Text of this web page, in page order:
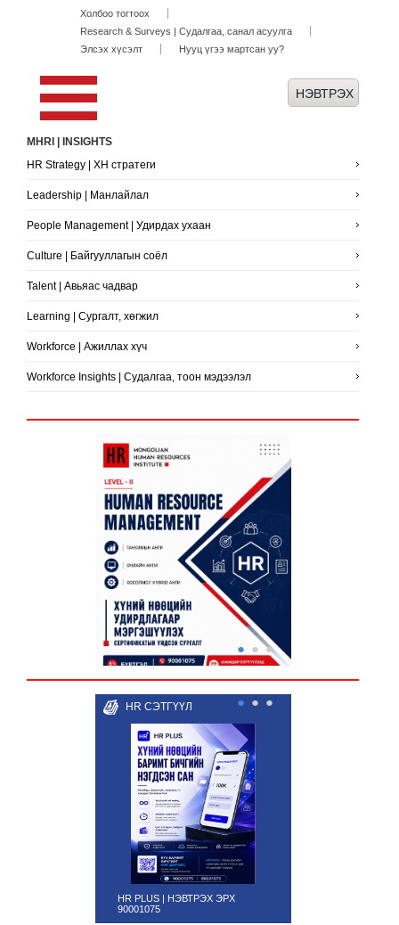
Холбоо тогтоох
Research & Surveys | Судалгаа, санал асуулга
Элсэх хүсэлт
Нууц үгээ мартсан уу?
MHRI | INSIGHTS
HR Strategy | ХН стратеги
Leadership | Манлайлал
People Management | Удирдах ухаан
Culture | Байгууллагын соёл
Talent | Авьяас чадвар
Learning | Сургалт, хөгжил
Workforce | Ажиллах хүч
Workforce Insights | Судалгаа, тоон мэдээлэл
● ● ●
HR СЭТГҮҮЛ
HR PLUS | НЭВТРЭХ ЭРХ
90001075
● ● ●